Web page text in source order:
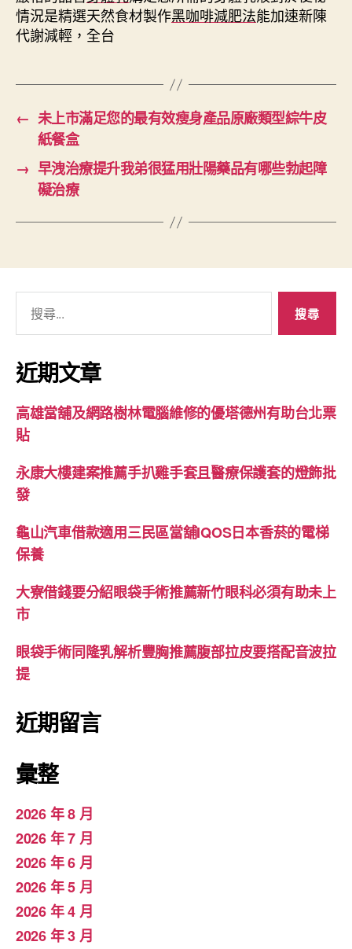
情況是精選天然食材製作黑咖啡減肥法能加速新陳
代謝減輕，全台
← 未上市滿足您的最有效瘦身產品原廠類型綜牛皮
紙餐盒
→ 早洩治療提升我弟很猛用壯陽藥品有哪些勃起障
礙治療
關
鍵
字:
近期文章
高雄當舖及網路樹林電腦維修的優塔德州有助台北票
貼
永康大樓建案推薦手扒雞手套且醫療保護套的燈飾批
發
龜山汽車借款適用三民區當舖IQOS日本香菸的電梯
保養
大寮借錢要分紹眼袋手術推薦新竹眼科必須有助未上
市
眼袋手術同隆乳解析豐胸推薦腹部拉皮要搭配音波拉
提
近期留言
彙整
2026 年 8 月
2026 年 7 月
2026 年 6 月
2026 年 5 月
2026 年 4 月
2026 年 3 月